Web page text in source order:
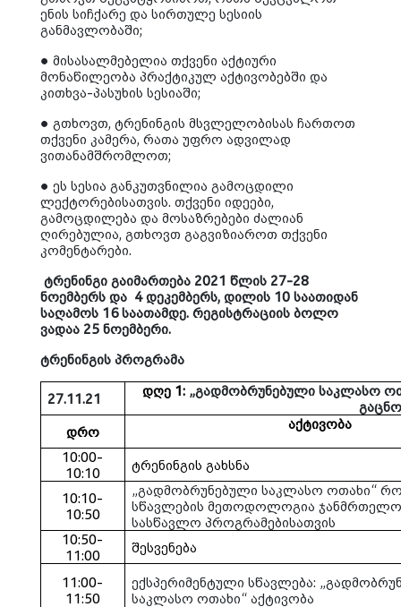
ენის სიჩქარე და სირთულე სესიის
განმავლობაში;
● მისასალმებელია თქვენი აქტიური
მონაწილეობა პრაქტიკულ აქტივობებში და
კითხვა-პასუხის სესიაში;
● გთხოვთ, ტრენინგის მსვლელობისას ჩართოთ
თქვენი კამერა, რათა უფრო ადვილად
ვითანამშრომლოთ;
● ეს სესია განკუთვნილია გამოცდილი
ლექტორებისათვის. თქვენი იდეები,
გამოცდილება და მოსაზრებები ძალიან
ღირებულია, გთხოვთ გაგვიზიაროთ თქვენი
კომენტარები.
ტრენინგი გაიმართება 2021 წლის 27-28
ნოემბერს და 4 დეკემბერს, დილის 10 საათიდან
საღამოს 16 საათამდე. რეგისტრაციის ბოლო
ვადაა 25 ნოემბერი.
ტრენინგის პროგრამა
27.11.21 დღე 1: „გადმობრუნებული საკლასო
დრო
აქტივობა
10:00-
10:10
ტრენინგის გახსნა
10:10-
10:50
„გადმობრუნებული საკლასო ოთახი“
სწავლების მეთოდოლოგია
სასწავლო პროგრამებისათვის
10:50-
11:00
შესვენება
11:00-
11:50
ექსპერიმენტული სწავლება:
საკლასო ოთახი“ აქტივობა